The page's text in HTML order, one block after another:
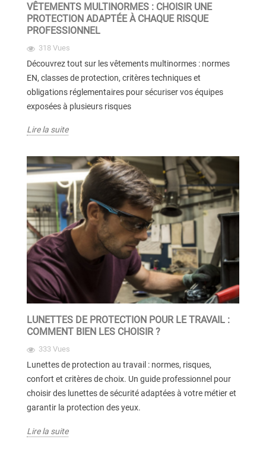
VÊTEMENTS MULTINORMES : CHOISIR UNE
PROTECTION ADAPTÉE À CHAQUE RISQUE
PROFESSIONNEL
318 Vues
Découvrez tout sur les vêtements multinormes : normes
EN, classes de protection, critères techniques et
obligations réglementaires pour sécuriser vos équipes
exposées à plusieurs risques
Lire la suite
LUNETTES DE PROTECTION POUR LE TRAVAIL :
COMMENT BIEN LES CHOISIR ?
333 Vues
Lunettes de protection au travail : normes, risques,
confort et critères de choix. Un guide professionnel pour
choisir des lunettes de sécurité adaptées à votre métier et
garantir la protection des yeux.
Lire la suite